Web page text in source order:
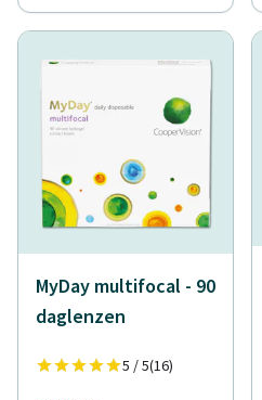
MyDay multifocal - 90
daglenzen
5 / 5(16)